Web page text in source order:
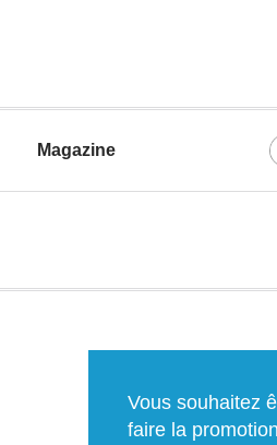
Magazine
Vous souhaitez
faire la